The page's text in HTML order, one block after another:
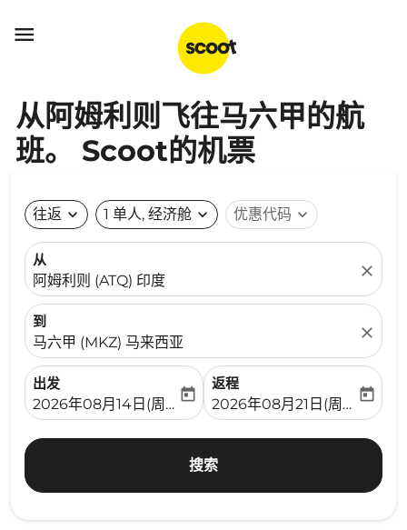

从阿姆利则飞往马六甲的航
班。 Scoot的机票
往返 expand_more 1 单人, 经济舱 expand_more 优惠代码 expand_more
从
阿姆利则 (ATQ) 印度
close
到
马六甲 (MKZ) 马来西亚
close
出发
fc-booking-departure-date-aria-label
2026年08月14日(周五)
today
返程
fc-booking-return-date-
2026年08月21日(周五)
today
搜索